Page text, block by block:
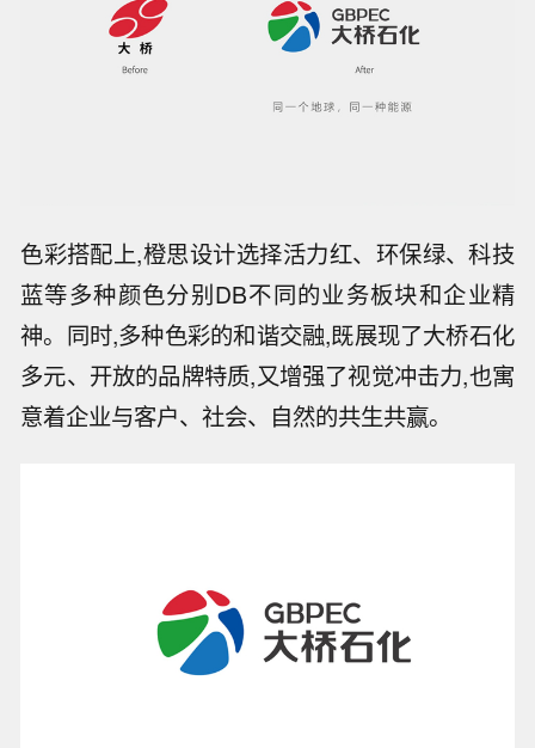
色彩搭配上,橙思设计选择活力红、环保绿、科技
蓝等多种颜色分别DB不同的业务板块和企业精
神。同时,多种色彩的和谐交融,既展现了大桥石化
多元、开放的品牌特质,又增强了视觉冲击力,也寓
意着企业与客户、社会、自然的共生共赢。